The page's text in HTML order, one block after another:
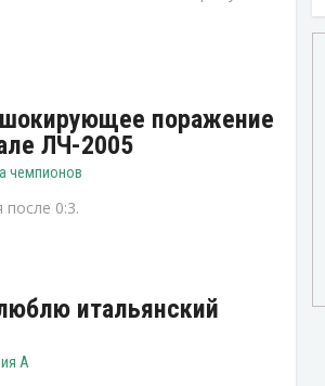
поражение
ЛЧ-2005
чемпионов
после 0:3.
итальянский
А